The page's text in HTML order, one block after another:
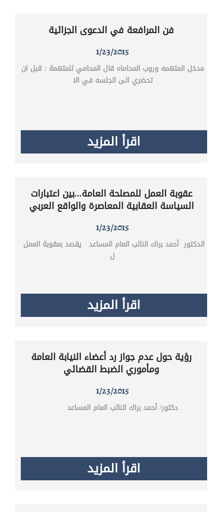
فن المرافعة في الدعوى الجزائية
1/23/2015
مدخل المتهمه وروب المحاماه قال المحامي للمتهمة : قبل ان
تحضري الى الجلسه في الا
اقرأ المزيد
عقوبة العمل للمصلحة العامة...بين اعتبارات
السياسة العقابية المعاصرة والواقع العربي
1/23/2015
الدكتور أحمد براك النائب العام المساعد يقصد بعقوبة العمل
ل
اقرأ المزيد
رؤية حول عدم جواز رد أعضاء النيابة العامة
ومأموري الضبط القضائي
1/23/2015
دكتور/ أحمد براك النائب العام المساعد
اقرأ المزيد